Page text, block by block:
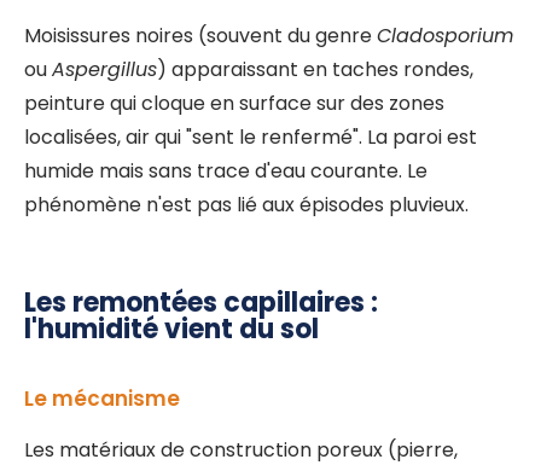
Moisissures noires (souvent du genreCladosporium
ouAspergillus) apparaissant en taches rondes,
peinture qui cloque en surface sur des zones
localisées, air qui "sent le renfermé". La paroi est
humide mais sans trace d'eau courante. Le
phénomène n'est pas lié aux épisodes pluvieux.
Les remontées capillaires :
l'humidité vient du sol
Le mécanisme
Les matériaux de construction poreux (pierre,